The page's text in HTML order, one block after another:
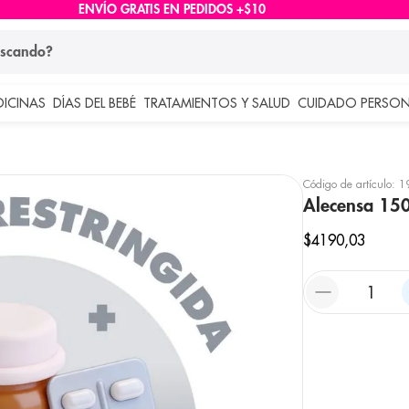
ENVÍO GRATIS EN PEDIDOS +$10
DÍAS DEL BEBÉ TRATAMIENTOS Y SALUD CUIDADO
Código de artículo:
Alecensa
$4190,03
buscados